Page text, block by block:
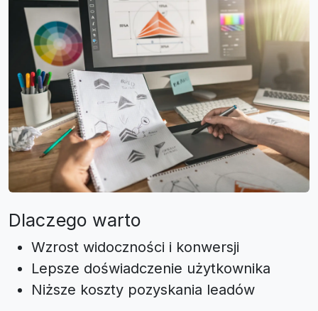
Dlaczego warto
Wzrost widoczności i konwersji
Lepsze doświadczenie użytkownika
Niższe koszty pozyskania leadów